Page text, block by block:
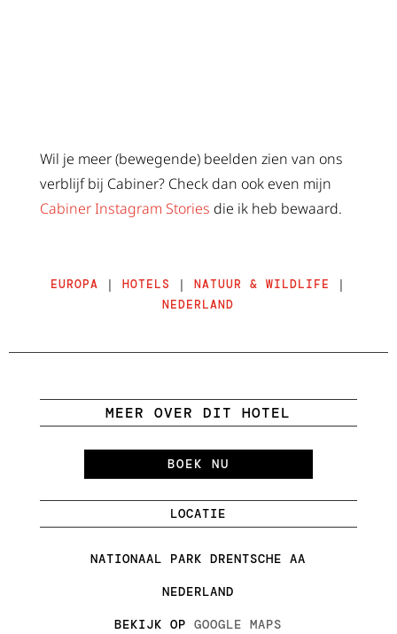
Wil je meer (bewegende) beelden zien van ons
verblijf bij Cabiner? Check dan ook even mijn
Cabiner Instagram Stories die ik heb bewaard.
EUROPA |HOTELS |NATUUR & WILDLIFE
NEDERLAND
MEER OVER DIT HOTEL
BOEK NU
LOCATIE
NATIONAAL PARK DRENTSCHE AA
NEDERLAND
BEKIJK OPGOOGLE MAPS